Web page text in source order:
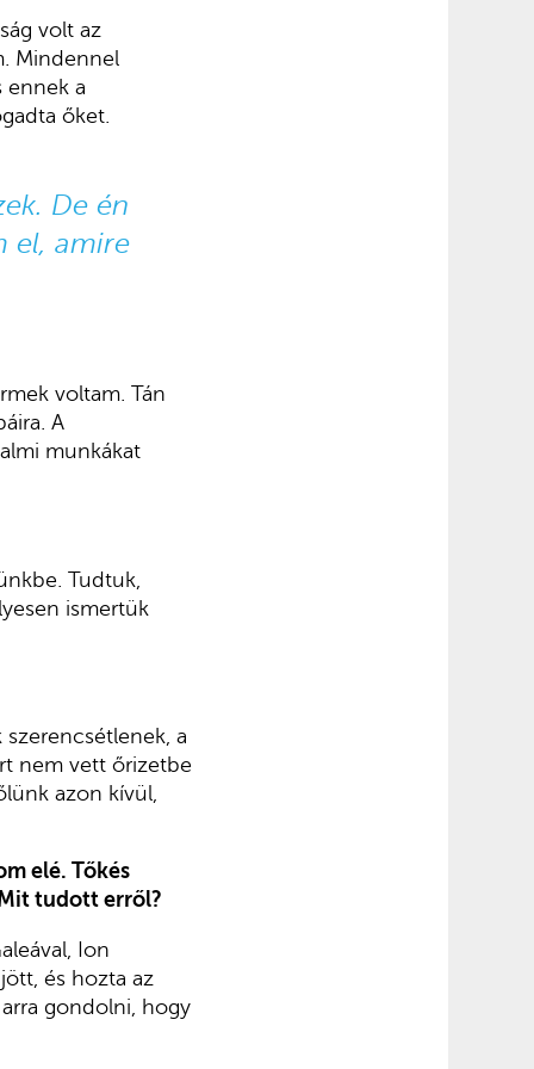
volt az
Mindennel
ennek a
őket.
De én
el, amire
voltam. Tán
A
munkákat
Tudtuk,
ismertük
a
nem vett őrizetbe
azon kívül,
elé. Tőkés
tudott erről?
Ion
és hozta az
gondolni, hogy